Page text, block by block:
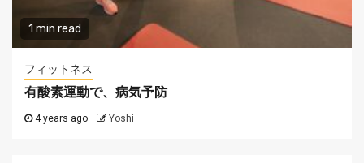
1 min read
フィットネス
有酸素運動で、病気予防
4 years ago Yoshi